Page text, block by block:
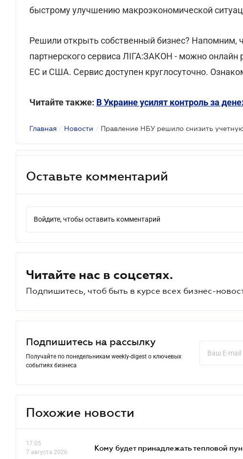
быстрому улучшению макроэкономической
Решили открыть собственный бизнес? Напомним,
партнерского сервиса ЛІГА:ЗАКОН - можно онлайн
ЕС и США. Сервис доступен круглосуточно.
Читайте также: В Украине усилят контроль за
Главная / Новости / Правление НБУ решило снизить учетную
Оставьте комментарий
Войдите, чтобы оставить комментарий
Читайте нас в соцсетях.
Подпишитесь, чтоб быть в курсе всех бизнес-
Подпишитесь на рассылку
Получайте по понедельникам weekly-digest о ключевых
событиях бизнеса
Похожие новости
17.05
7 августа 2026
Кому будет принадлежать тепловой